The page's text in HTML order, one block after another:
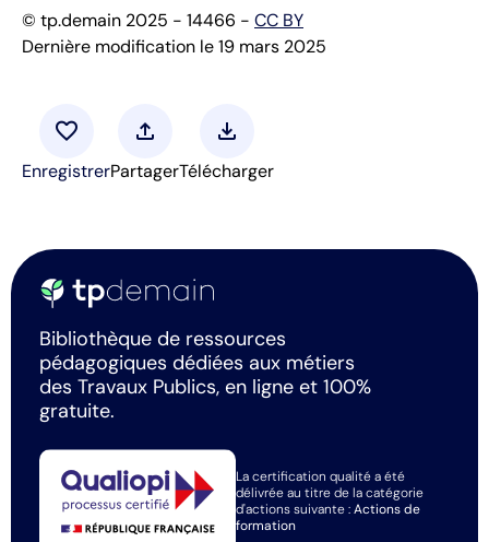
© tp.demain 2025 - 14466 - CC BY
Dernière modification le 19 mars 2025
favorite
Enregistrer
upload
Partager
download
Télécharger
Bibliothèque de ressources
pédagogiques dédiées aux métiers
des Travaux Publics, en ligne et 100%
gratuite.
La certification qualité a été
délivrée au titre de la catégorie
d'actions suivante :Actions de
formation